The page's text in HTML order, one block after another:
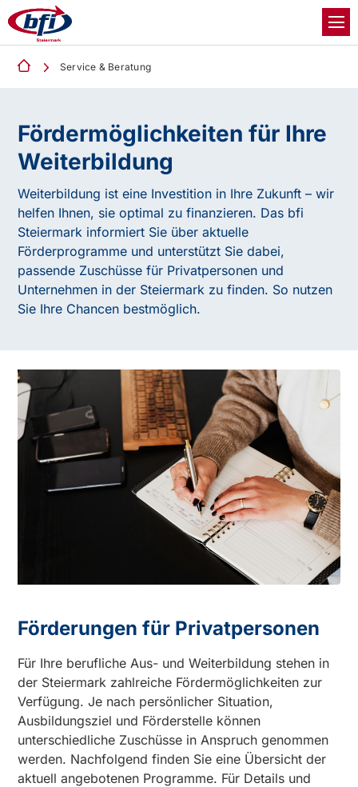
Service & Beratung
Fördermöglichkeiten für Ihre
Weiterbildung
Weiterbildung ist eine Investition in Ihre Zukunft – wir
helfen Ihnen, sie optimal zu finanzieren. Das bfi
Steiermark informiert Sie über aktuelle
Förderprogramme und unterstützt Sie dabei,
passende Zuschüsse für Privatpersonen und
Unternehmen in der Steiermark zu finden. So nutzen
Sie Ihre Chancen bestmöglich.
Förderungen für Privatpersonen
Für Ihre berufliche Aus- und Weiterbildung stehen in
der Steiermark zahlreiche Fördermöglichkeiten zur
Verfügung. Je nach persönlicher Situation,
Ausbildungsziel und Förderstelle können
unterschiedliche Zuschüsse in Anspruch genommen
werden. Nachfolgend finden Sie eine Übersicht der
aktuell angebotenen Programme. Für Details und